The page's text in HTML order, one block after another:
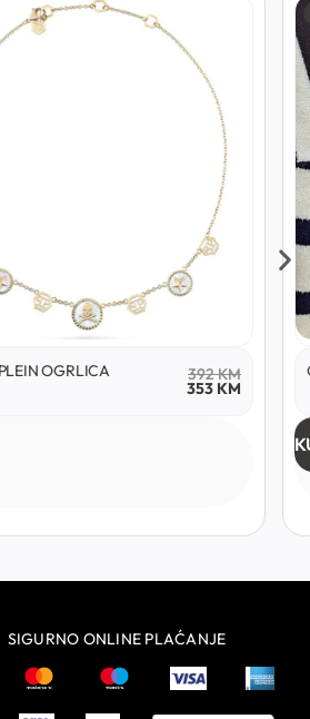
OGRLICA KM
KM
-
KUPI
SIGURNO ONLINE PLAĆANJE